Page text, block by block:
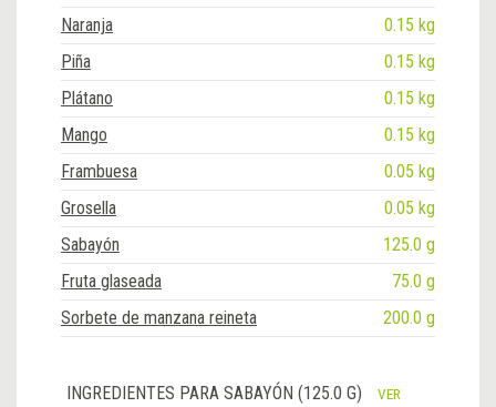
Naranja
0.15 kg
Piña
0.15 kg
Plátano
0.15 kg
Mango
0.15 kg
Frambuesa
0.05 kg
Grosella
0.05 kg
Sabayón
125.0 g
Fruta glaseada
75.0 g
Sorbete de manzana reineta
200.0 g
INGREDIENTES PARA SABAYÓN (125.0 G)
VER